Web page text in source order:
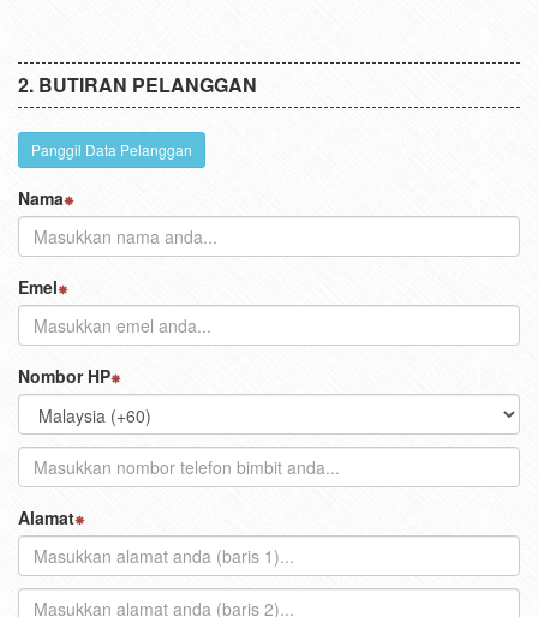
BUTIRAN PELANGGAN
Panggil Data Pelanggan
Nama
Emel
Nombor HP
Alamat